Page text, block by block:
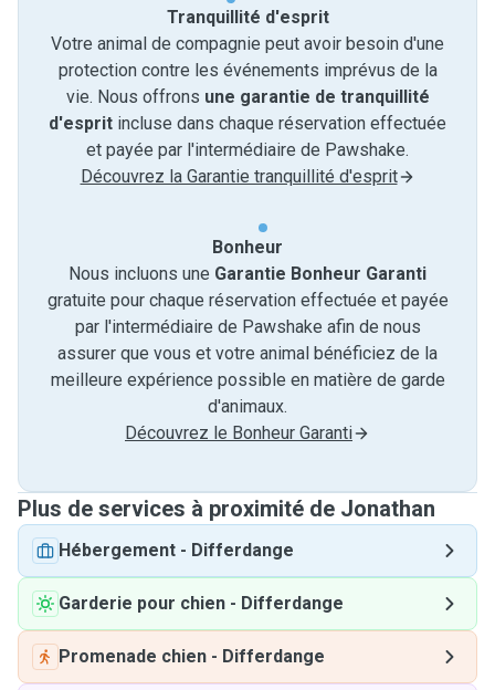
Tranquillité d'esprit
Votre animal de compagnie peut avoir besoin d'une
protection contre les événements imprévus de la
vie. Nous offrons une garantie de tranquillité
d'esprit incluse dans chaque réservation effectuée
et payée par l'intermédiaire de Pawshake.
Découvrez la Garantie tranquillité d'esprit
Bonheur
Nous incluons une Garantie Bonheur Garanti
gratuite pour chaque réservation effectuée et payée
par l'intermédiaire de Pawshake afin de nous
assurer que vous et votre animal bénéficiez de la
meilleure expérience possible en matière de garde
d'animaux.
Découvrez le Bonheur Garanti
Plus de services à proximité de Jonathan
Hébergement - Differdange
Garderie pour chien - Differdange
Promenade chien - Differdange